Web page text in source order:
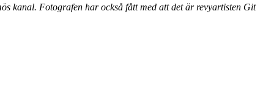
kanal. Fotografen har också fått med att det är revyartisten Git